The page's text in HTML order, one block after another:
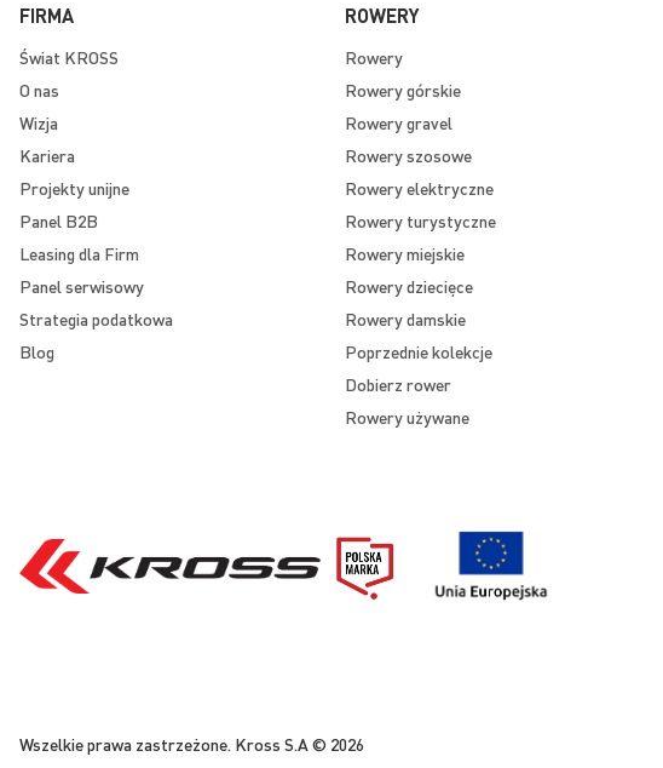
FIRMA
Świat KROSS
O nas
Wizja
Kariera
Projekty unijne
Panel B2B
Leasing dla Firm
Panel serwisowy
Strategia podatkowa
Blog
ROWERY
Rowery
Rowery górskie
Rowery gravel
Rowery szosowe
Rowery elektryczne
Rowery turystyczne
Rowery miejskie
Rowery dziecięce
Rowery damskie
Poprzednie kolekcje
Dobierz rower
Rowery używane
Wszelkie prawa zastrzeżone. Kross S.A © 2026